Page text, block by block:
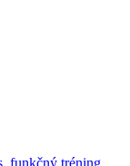
funkčný tréning,